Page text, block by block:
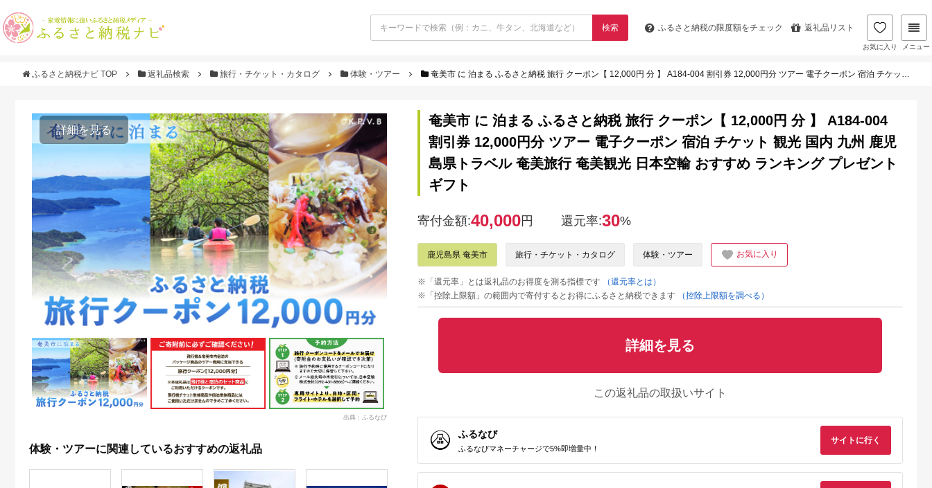
検索 ふるさと納税の限度額をチェック 返礼品リスト
お気に入り メニュー
ふるさと納税ナビ TOP 返礼品検索 旅行・チケット・カタログ 体験・ツアー 奄美市 に 泊まる ふるさと納税 旅行 クーポン【 12,000円 分 】 A184-004 割引券 12,000円分 ツアー 電子クーポン 宿泊 チケット 観光 国内 九州 鹿児島県トラベル 奄美旅行 奄美観光 日本空輸 おすすめ ランキング プレゼント ギフト
詳細を見る
出典：ふるなび
体験・ツアーに関連しているおすすめの返礼品
奄美市 に 泊まる ふるさと納税 旅行 クーポン【 12,000円 分 】 A184-004
割引券 12,000円分 ツアー 電子クーポン 宿泊 チケット 観光 国内 九州 鹿児
島県トラベル 奄美旅行 奄美観光 日本空輸 おすすめ ランキング プレゼント
ギフト
寄付金額:40,000円 還元率:30%
鹿児島県 奄美市 旅行・チケット・カタログ 体験・ツアー お気に入り
※「還元率」とは返礼品のお得度を測る指標です
（還元率とは）
※「控除上限額」の範囲内で寄付するとお得にふるさと納税できます
（控除上限額を調べる）
詳細を見る
この返礼品の取扱いサイト
ふるなび
ふるなびマネーチャージで5%即増量中！
サイトに行く